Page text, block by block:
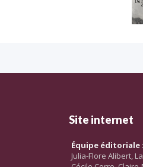
Site internet
Équipe éditoriale
Julia-Flore Alibert,